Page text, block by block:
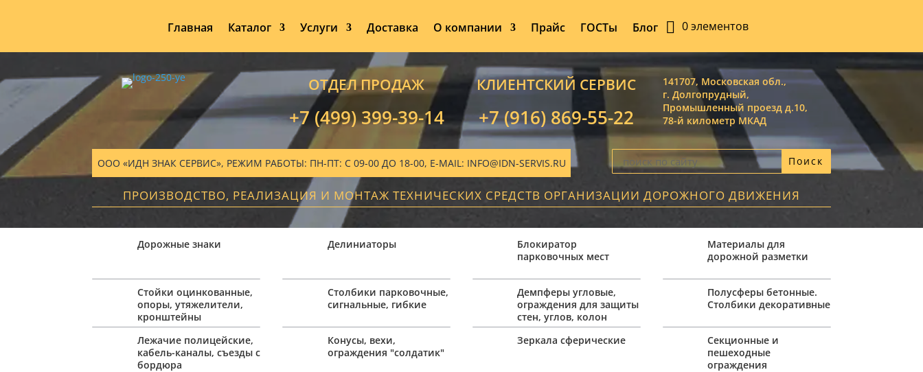
Главная Каталог Услуги Доставка О компании Прайс ГОСТы Блог 0 элементов
ОТДЕЛ ПРОДАЖ
+7 (499) 399-39-14
КЛИЕНТСКИЙ СЕРВИС
+7 (916) 869-55-22
141707, Московская обл.,
г. Долгопрудный,
Промышленный проезд д.10,
78-й километр МКАД
ООО «ИДН ЗНАК СЕРВИС», РЕЖИМ РАБОТЫ: ПН-ПТ: С 09-00 ДО 18-00, E-MAIL: INFO@IDN-SERVIS.RU
ПРОИЗВОДСТВО, РЕАЛИЗАЦИЯ И МОНТАЖ ТЕХНИЧЕСКИХ СРЕДСТВ ОРГАНИЗАЦИИ ДОРОЖНОГО ДВИЖЕНИЯ
Дорожные знаки
Стойки оцинкованные,
опоры, утяжелители,
кронштейны
Лежачие полицейские,
кабель-каналы, съезды с
бордюра
Делиниаторы
Столбики парковочные,
сигнальные, гибкие
Конусы, вехи,
ограждения "солдатик"
Блокиратор
парковочных мест
Демпферы угловые,
ограждения для защиты
стен, углов, колон
Зеркала сферические
Материалы для
дорожной разметки
Полусферы бетонные.
Столбики декоративные
Секционные и
пешеходные
ограждения